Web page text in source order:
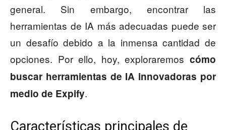
general. Sin embargo, encontrar las
herramientas de IA más adecuadas puede ser
un desafío debido a la inmensa cantidad de
opciones. Por ello, hoy, exploraremos cómo
buscar herramientas de IA innovadoras por
medio de Expify.
Características principales de